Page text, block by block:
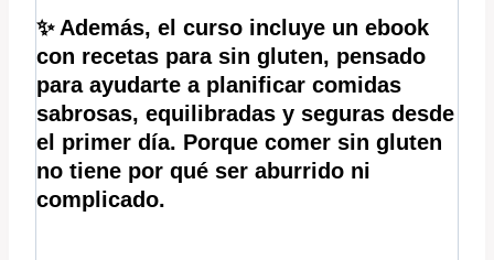
✨ Además, el curso incluye un ebook
con recetas para sin gluten, pensado
para ayudarte a planificar comidas
sabrosas, equilibradas y seguras desde
el primer día. Porque comer sin gluten
no tiene por qué ser aburrido ni
complicado.